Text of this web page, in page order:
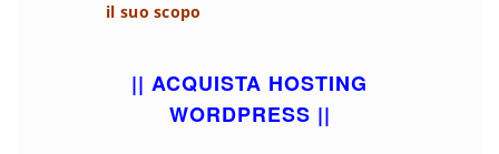
il suo scopo
|| ACQUISTA HOSTING
WORDPRESS ||